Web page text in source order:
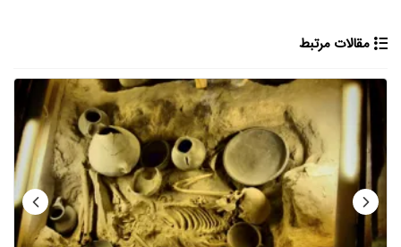
مقالات مرتبط